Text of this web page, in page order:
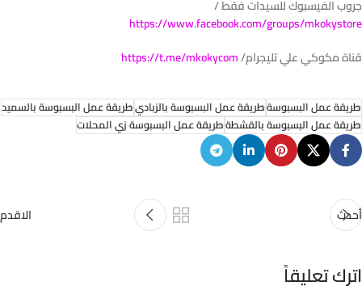
جروب الفيسبوك للسيدات فقط /
https://www.facebook.com/groups/mkokystore
قناة مكوكي علي تليجرام/https://t.me/mkokycom
طريقة عمل البسبوسةطريقة عمل البسبوسة بالزباديطريقة عمل البسبوسة بالسميد
طريقة عمل البسبوسة بالقشطةطريقة عمل البسبوسة زي المحلات
أحدث الاقدم
اترك تعليقاً